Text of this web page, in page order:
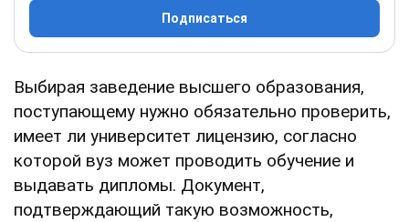
Подписаться
Выбирая заведение высшего образования,
поступающему нужно обязательно проверить,
имеет ли университет лицензию, согласно
которой вуз может проводить обучение и
выдавать дипломы. Документ,
подтверждающий такую возможность,